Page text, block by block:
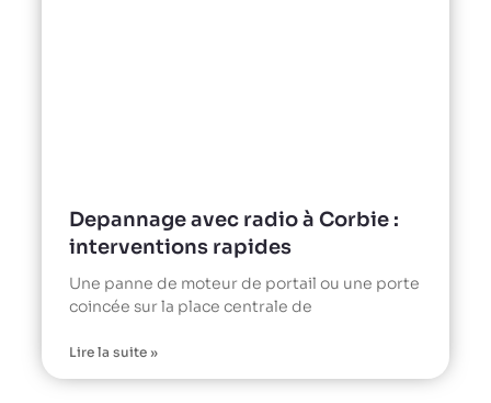
Depannage avec radio à Corbie :
interventions rapides
Une panne de moteur de portail ou une porte
coincée sur la place centrale de
Lire la suite »